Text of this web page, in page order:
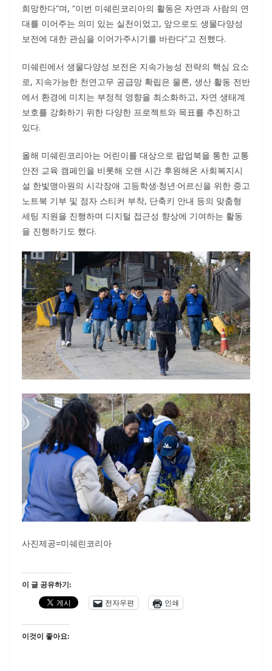
희망한다”며, “이번 미쉐린코리아의 활동은 자연과 사람의 연
대를 이어주는 의미 있는 실천이었고, 앞으로도 생물다양성
보전에 대한 관심을 이어가주시기를 바란다”고 전했다.
미쉐린에서 생물다양성 보전은 지속가능성 전략의 핵심 요소
로, 지속가능한 천연고무 공급망 확립은 물론, 생산 활동 전반
에서 환경에 미치는 부정적 영향을 최소화하고, 자연 생태계
보호를 강화하기 위한 다양한 프로젝트와 목표를 추진하고
있다.
올해 미쉐린코리아는 어린이를 대상으로 팝업북을 통한 교통
안전 교육 캠페인을 비롯해 오랜 시간 후원해온 사회복지시
설 한빛맹아원의 시각장애 고등학생·청년·어르신을 위한 중고
노트북 기부 및 점자 스티커 부착, 단축키 안내 등의 맞춤형
세팅 지원을 진행하며 디지털 접근성 향상에 기여하는 활동
을 진행하기도 했다.
사진제공=미쉐린코리아
이 글 공유하기:
전자우편
인쇄
이것이 좋아요: